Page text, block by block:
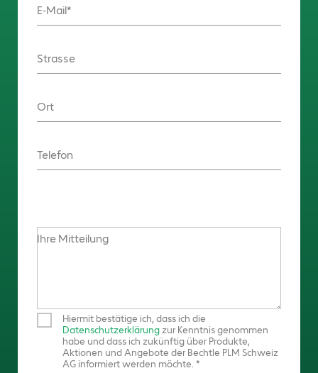
E-Mail
Strasse
Ort
Telefon
Ihre Mitteilung
Hiermit bestätige ich, dass ich die
Datenschutzerklärungzur Kenntnis genommen
habe und dass ich zukünftig über Produkte,
Aktionen und Angebote der Bechtle PLM Schweiz
AG informiert werden möchte.